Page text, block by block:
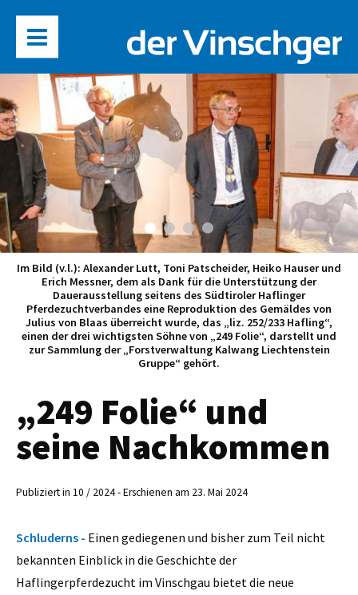
Im Bild (v.l.): Alexander Lutt, Toni Patscheider, Heiko Hauser und
Erich Messner, dem als Dank für die Unterstützung der
Dauerausstellung seitens des Südtiroler Haflinger
Pferdezuchtverbandes eine Reproduktion des Gemäldes von
Julius von Blaas überreicht wurde, das „liz. 252/233 Hafling“,
einen der drei wichtigsten Söhne von „249 Folie“, darstellt und
zur Sammlung der „Forstverwaltung Kalwang Liechtenstein
Gruppe“ gehört.
„249 Folie“ und
seine Nachkommen
Publiziert in 10 / 2024 - Erschienen am 23. Mai 2024
Schluderns - Einen gediegenen und bisher zum Teil nicht
bekannten Einblick in die Geschichte der
Haflingerpferdezucht im Vinschgau bietet die neue